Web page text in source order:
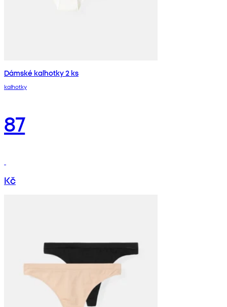
Dámské kalhotky 2 ks
kalhotky
87
Kč